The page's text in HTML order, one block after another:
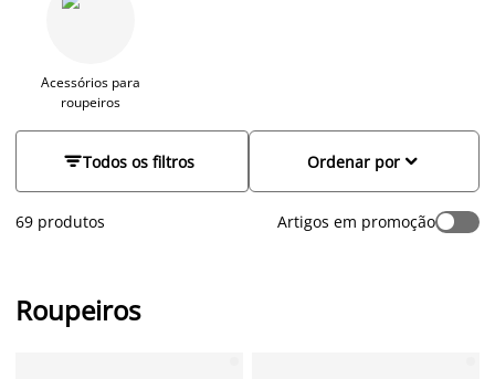
divisão da casa, como o corredor, o escritório ou o quarto de
madeira ou folheados, preto ou branco, com portas de correr,
gavetas e roupeiro com espelho. Desde estilos escandinavos
minimalistas a opções modernas e clássicas, ideais para
maximizar a organização e complementar a decoração do lar.
Acessórios para
roupeiros
Todos os filtros 
Ordenar por
69 produtos Artigos em promoção
Roupeiros